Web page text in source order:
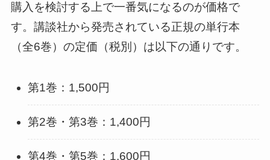
購入を検討する上で一番気になるのが価格で
す。講談社から発売されている正規の単行本
（全6巻）の定価（税別）は以下の通りです。
第1巻：1,500円
第2巻・第3巻：1,400円
第4巻・第5巻：1,600円